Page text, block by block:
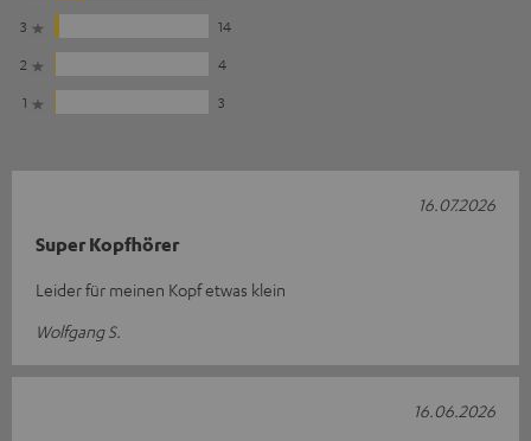
3
14
2
4
1
3
Super Kopfhörer
Leider für meinen Kopf etwas klein
Wolfgang S.
16.07.2026
16.06.2026